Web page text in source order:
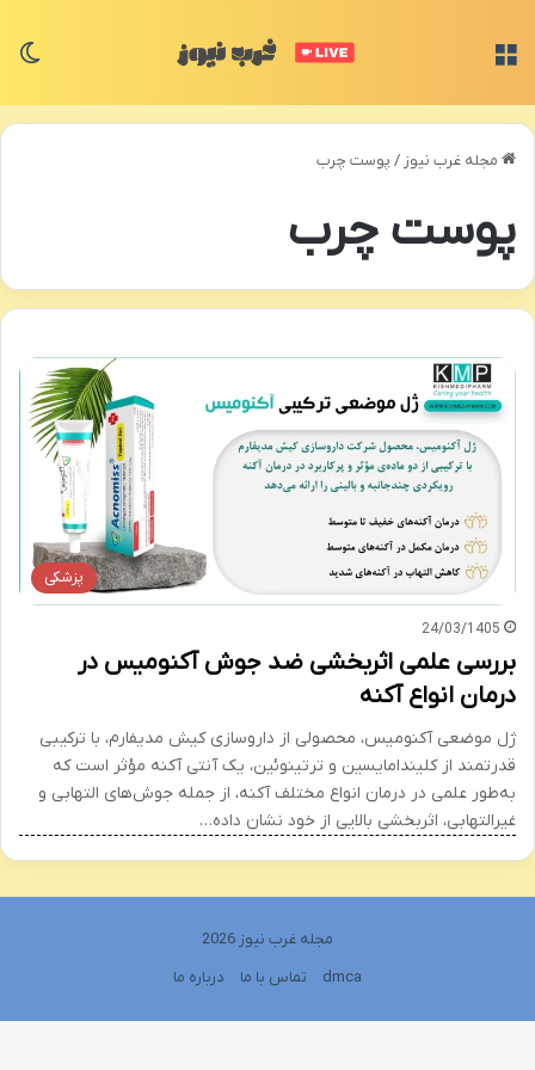
مجله غرب نیوز / پوست چرب
پوست چرب
پزشکی
24/03/1405
بررسی علمی اثربخشی ضد جوش آکنومیس در
درمان انواع آکنه
ژل موضعی آکنومیس، محصولی از داروسازی کیش مدیفارم، با ترکیبی
قدرتمند از کلیندامایسین و ترتینوئین، یک آنتی آکنه مؤثر است که
به‌طور علمی در درمان انواع مختلف آکنه، از جمله جوش‌های التهابی و
غیرالتهابی، اثربخشی بالایی از خود نشان داده…
مجله غرب نیوز 2026
dmca
تماس با ما درباره ما